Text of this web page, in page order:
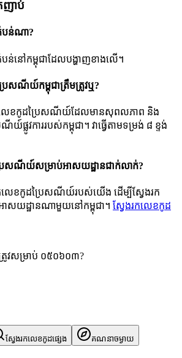
ាប់
បន់ណា?
ន់នៅកម្ពុជាដែលបង្ហាញខាងលើ។
ៃសណីយ៍កម្ពុជាត្រឹមត្រូវឬ?
េខកូដប្រៃសណីយ៍ដែលមានសុពលភាព និង
យ៍ផ្លូវការរបស់កម្ពុជា។ វាធ្វើតាមទម្រង់ ៨ ខ្ទង់
ៃសណីយ៍សម្រាប់អាសយដ្ឋានជាក់លាក់?
រកលេខកូដប្រៃសណីយ៍របស់យើង ដើម្បីស្វែងរក
ាសយដ្ឋានណាមួយនៅកម្ពុជា។ ស្វែងរកលេខកូដ
វសម្រាប់ ០៥០៦០៣?
ស្វែងរកលេខកូដផ្សេង គណនាចម្ងាយ